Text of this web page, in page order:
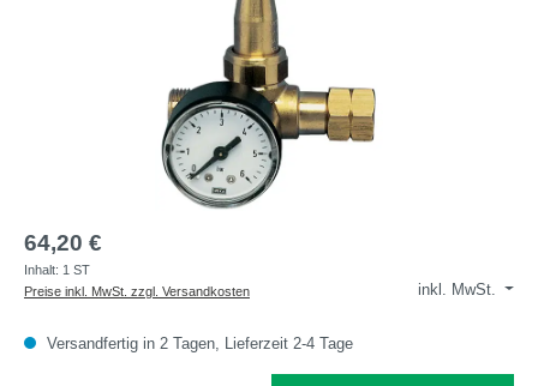
64,20 €
Inhalt: 1 ST
inkl. MwSt.
Preise inkl. MwSt. zzgl. Versandkosten
Versandfertig in 2 Tagen, Lieferzeit 2-4 Tage